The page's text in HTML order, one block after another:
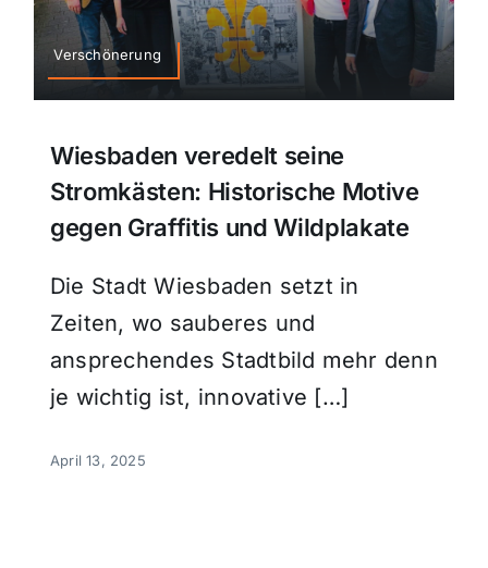
Verschönerung
Wiesbaden veredelt seine
Stromkästen: Historische Motive
gegen Graffitis und Wildplakate
Die Stadt Wiesbaden setzt in
Zeiten, wo sauberes und
ansprechendes Stadtbild mehr denn
je wichtig ist, innovative […]
April 13, 2025